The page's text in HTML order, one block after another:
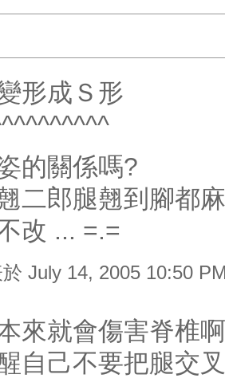
形成Ｓ形
的關係嗎?
二郎腿翹到腳都
改 ... =.=
July 14, 2005 10:50
來就會傷害脊椎
自己不要把腿交